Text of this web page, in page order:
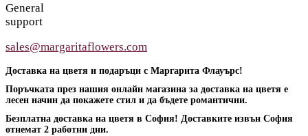
General
support
sales@margaritaflowers.com
Доставка на цветя и подаръци с Маргарита Флауърс!
Поръчката през нашия онлайн магазина за доставка на цветя е
лесен начин да покажете стил и да бъдете романтични.
Безплатна доставка на цветя в София! Доставките извън София
отнемат 2 работни дни.